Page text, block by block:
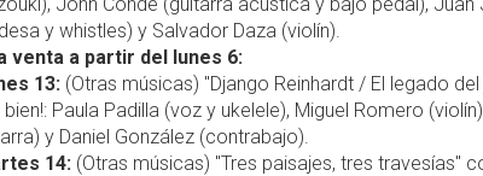
y whistles) y Salvador Daza (violín).
venta a partir del lunes 6:
13: (Otras músicas) "Django Reinhardt / El legado
bien!: Paula Padilla (voz y ukelele), Miguel Romero
y Daniel González (contrabajo).
14: (Otras músicas) "Tres paisajes, tres travesías"